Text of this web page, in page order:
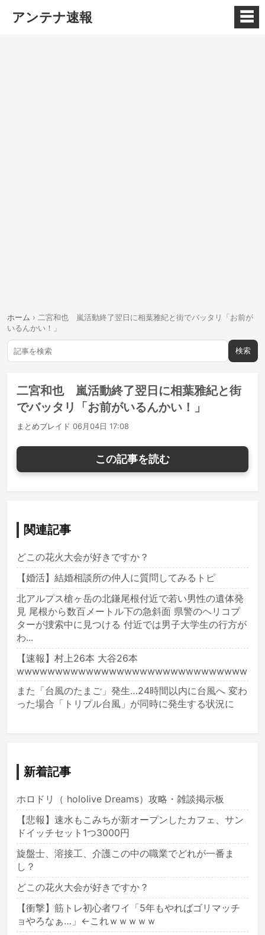
アンテナ速報 ☰
ホーム › 二宮和也 嵐活動終了翌日に相葉雅紀と街でバッタリ「お前が
いるんかい！」
検索
二宮和也 嵐活動終了翌日に相葉雅紀と街
でバッタリ「お前がいるんかい！」
まとめブレイド 06月04日 17:08
この記事を読む
関連記事
どこの花火大会が好きですか？
【婚活】結婚相談所の仲人に質問してみるトピ
北アルプス槍ヶ岳の北鎌尾根付近で若い男性の遺体発
見 尾根から数百メートル下の急斜面 県警のヘリコプ
ターが捜索中に見つける 付近では男子大学生の行方が
わ...
【速報】村上26本 大谷26本
wwwwwwwwwwwwwwwwwwwwwwwwwwwwww
また「台風のたまご」発生…24時間以内に台風へ 変わ
った場合「トリプル台風」が同時に発生する状況に
新着記事
ホロドリ（ hololive Dreams）攻略・雑談掲示板
【悲報】速水もこみちが新オープンしたカフェ、サン
ドイッチセット1つ3000円
旋盤士、溶接工、介護この中の職業でどれが一番ま
し？
どこの花火大会が好きですか？
【衝撃】筋トレ初心者ワイ「5年もやればゴリマッチ
ョやろなぁ…」←これｗｗｗｗｗ